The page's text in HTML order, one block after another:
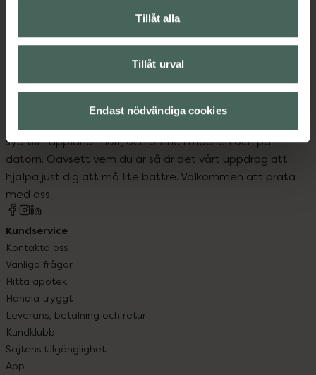
Tillåt alla
Tillåt urval
Endast nödvändiga cookies
syd till Lappland i norr, och online i mobilen och på
datorn. Oavsett vem du är så är det vårt uppdrag att
hjälpa just dig att må lite bättre. Välkommen att prata
med oss.
Kundservice
Kontakta oss
Vanliga frågor
Hitta apotek
Handla tryggt
Leverans, betalning och retur
Kundklubb
Sajtens tillgänglighet
App